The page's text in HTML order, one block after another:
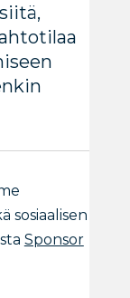
sosiaalisen
Sponsor